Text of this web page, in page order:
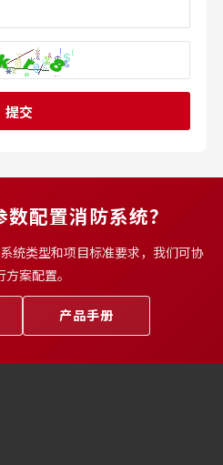
提交
配置消防系统？
统类型和项目标准要求，我们可协
方案配置。
产品手册